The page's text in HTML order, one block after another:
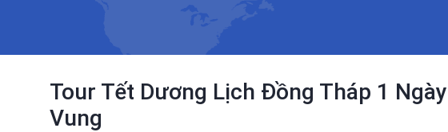
Tour Tết Dương Lịch Đồng Tháp 1
Vung